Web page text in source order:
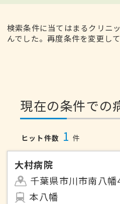
検索条件に当てはまるクリニ
んでした。再度条件を変更し
現在の条件での
ヒット件数 1 件
大村病院
千葉県市川市南八
本八幡